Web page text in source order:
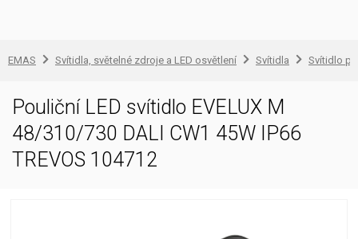
EMAS Svítidla, světelné zdroje a LED osvětlení Svítidla Svítidlo
Pouliční LED svítidlo EVELUX M
48/310/730 DALI CW1 45W IP66
TREVOS 104712